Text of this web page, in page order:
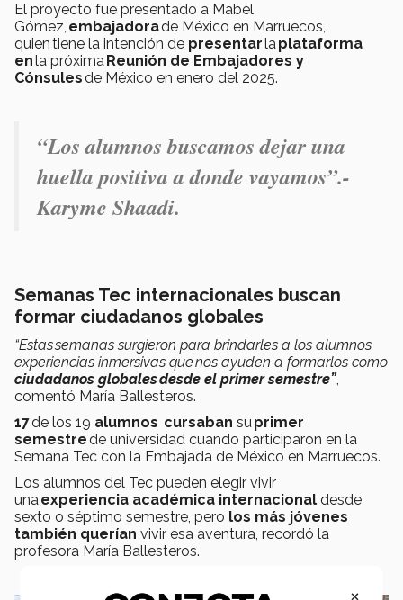
El proyecto fue presentado a Mabel
Gómez, embajadorade México en Marruecos,
quien tiene la intención de presentarlaplataforma
enla próxima Reunión de Embajadores y
Cónsulesde México en enero del 2025.
“Los alumnos buscamos dejar una
huella positiva a donde vayamos”.-
Karyme Shaadi.
Semanas Tec internacionales buscan
formar ciudadanos globales
“Estas semanas surgieron para brindarles a los alumnos
experiencias inmersivas que nos ayuden a formarlos como
ciudadanos globales desde el primer semestre”,
comentó María Ballesteros.
17de los 19 alumnos cursaban suprimer
semestrede universidad cuando participaron en la
Semana Tec con la Embajada de México en Marruecos.
Los alumnos del Tec pueden elegir vivir
unaexperiencia académica internacional desde
sexto o séptimo semestre, pero los más jóvenes
también querían vivir esa aventura, recordó la
profesora María Ballesteros.
×